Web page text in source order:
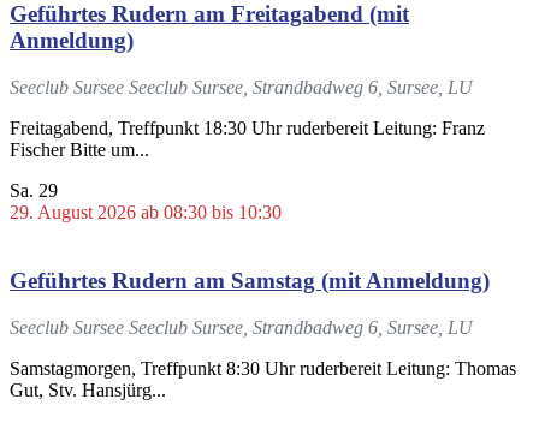
Geführtes Rudern am Freitagabend (mit
Anmeldung)
Seeclub Sursee Seeclub Sursee, Strandbadweg 6, Sursee, LU
Freitagabend, Treffpunkt 18:30 Uhr ruderbereit Leitung: Franz
Fischer Bitte um...
Sa. 29
29. August 2026 ab 08:30 bis 10:30
Geführtes Rudern am Samstag (mit Anmeldung)
Seeclub Sursee Seeclub Sursee, Strandbadweg 6, Sursee, LU
Samstagmorgen, Treffpunkt 8:30 Uhr ruderbereit Leitung: Thomas
Gut, Stv. Hansjürg...